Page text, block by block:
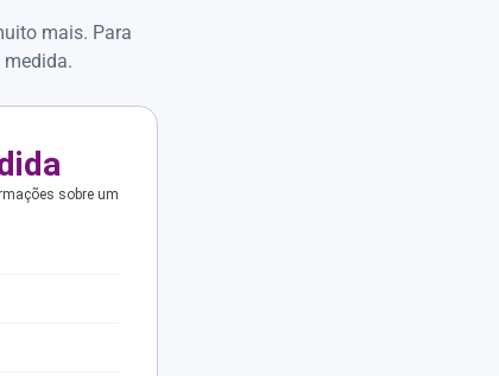
mais. Para
sobre um